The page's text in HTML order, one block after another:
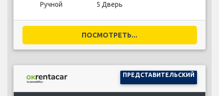
Ручной 5 Дверь
ПОСМОТРЕТЬ...
ПРЕДСТАВИТЕЛЬСКИЙ